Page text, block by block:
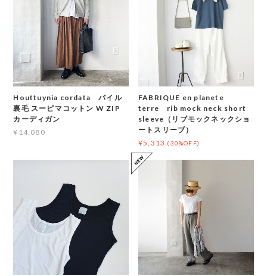
Houttuynia cordata パイル
裏毛 スーピマコットン W ZIP
カーディガン
¥14,080
FABRIQUE en planete
terre rib mock neck short
sleeve（リブモックネックショ
ートスリーブ）
¥5,313 (30%OFF)